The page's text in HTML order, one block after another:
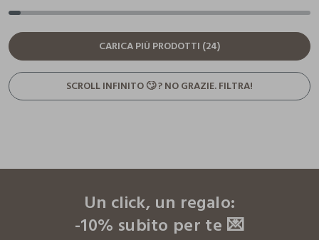
CARICA PIÙ PRODOTTI (24)
SCROLL INFINITO 🙄 ? NO GRAZIE. FILTRA!
Un click, un regalo:
-10% subito per te 💌